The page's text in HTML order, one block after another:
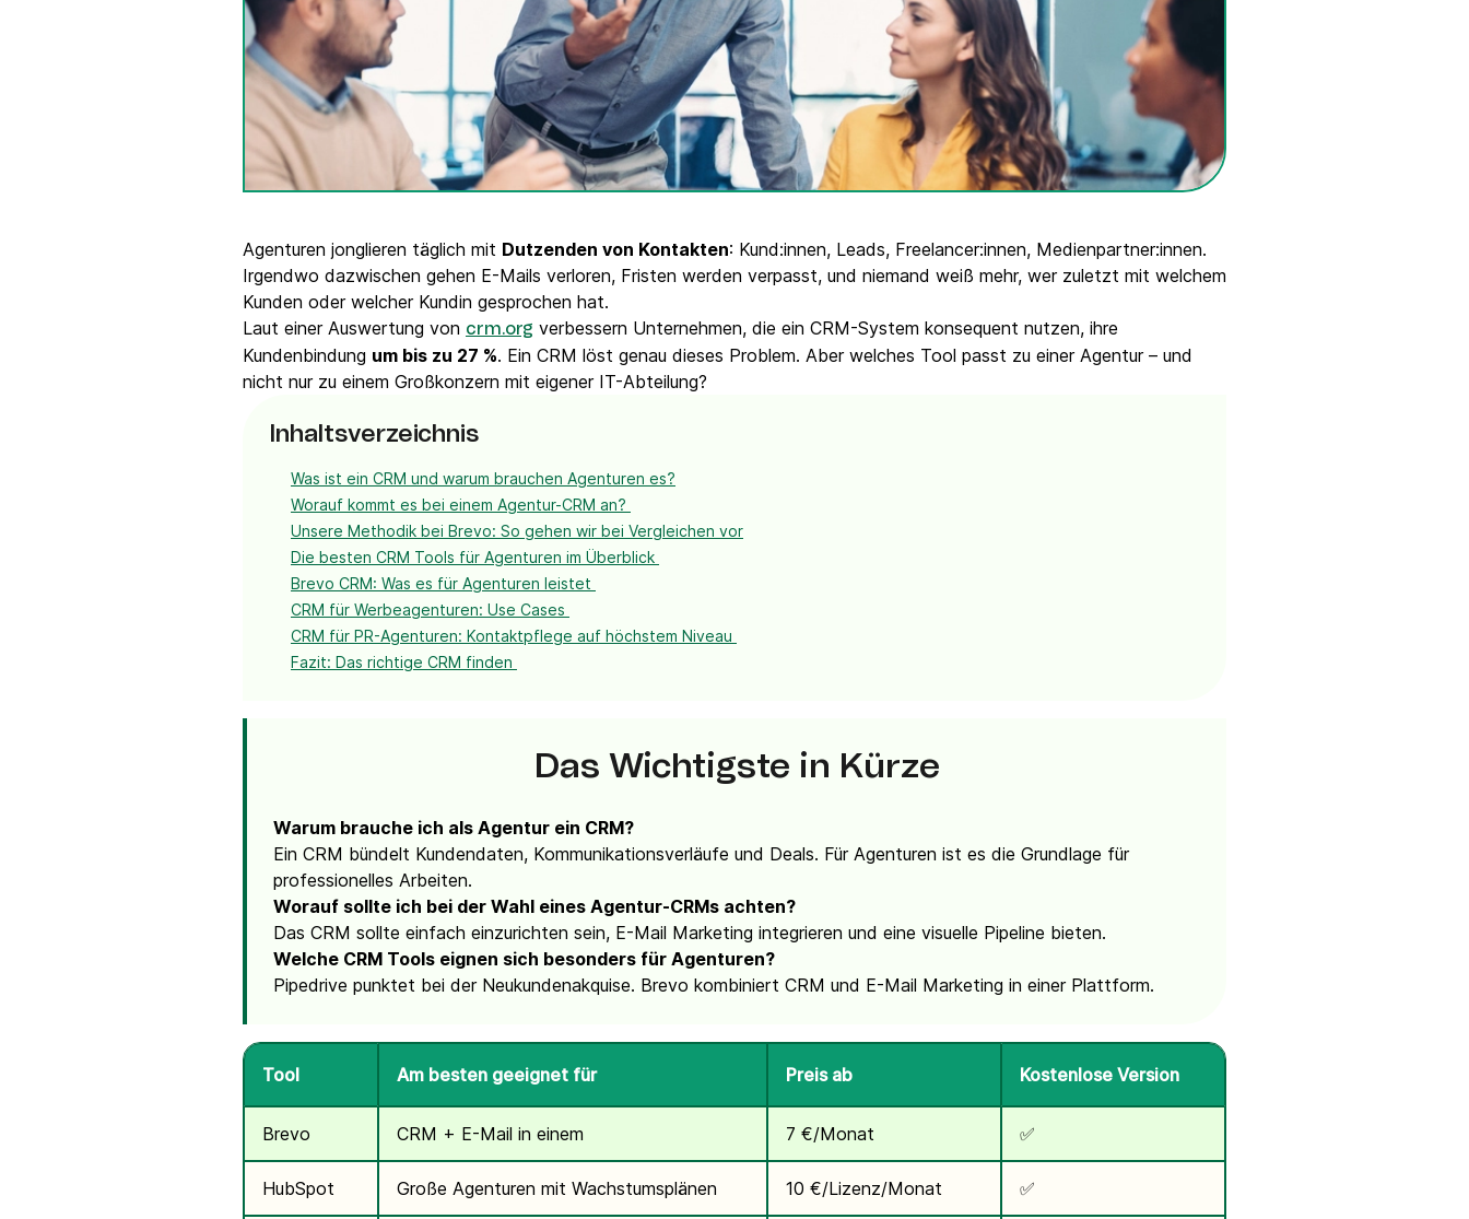
Integrationen
Verbinde Brevo mit 150+ digitalen Tools wie
Shopify, WordPress, Stripe, Zapier und mehr.
VoIP Phone
Agenturen jonglieren täglich mit Dutzenden von Kontakten: Kund:innen, Leads, Freelancer:innen, Medienpartner:innen.
Irgendwo dazwischen gehen E-Mails verloren, Fristen werden verpasst, und niemand weiß mehr, wer zuletzt mit welchem
Kunden oder welcher Kundin gesprochen hat.
Laut einer Auswertung von crm.org verbessern Unternehmen, die ein CRM-System konsequent nutzen, ihre
Kundenbindung um bis zu 27 %. Ein CRM löst genau dieses Problem. Aber welches Tool passt zu einer Agentur – und
nicht nur zu einem Großkonzern mit eigener IT-Abteilung?
Inhaltsverzeichnis
Was ist ein CRM und warum brauchen Agenturen es?
Worauf kommt es bei einem Agentur-CRM an?
Unsere Methodik bei Brevo: So gehen wir bei Vergleichen vor
Die besten CRM Tools für Agenturen im Überblick
Brevo CRM: Was es für Agenturen leistet
CRM für Werbeagenturen: Use Cases
CRM für PR-Agenturen: Kontaktpflege auf höchstem Niveau
Fazit: Das richtige CRM finden
Das Wichtigste in Kürze
Warum brauche ich als Agentur ein CRM?
Ein CRM bündelt Kundendaten, Kommunikationsverläufe und Deals. Für Agenturen ist es die Grundlage für
professionelles Arbeiten.
Worauf sollte ich bei der Wahl eines Agentur-CRMs achten?
Das CRM sollte einfach einzurichten sein, E-Mail Marketing integrieren und eine visuelle Pipeline bieten.
Welche CRM Tools eignen sich besonders für Agenturen?
Pipedrive punktet bei der Neukundenakquise. Brevo kombiniert CRM und E-Mail Marketing in einer Plattform.
Tool Am besten geeignet für Preis ab Kostenlose Version
Brevo CRM + E-Mail in einem 7 €/Monat ✅
HubSpot Große Agenturen mit Wachstumsplänen 10 €/Lizenz/Monat ✅